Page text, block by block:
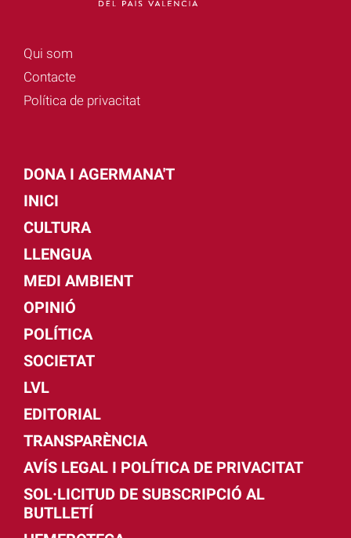
Qui som
Contacte
Política de privacitat
DONA I AGERMANA'T
INICI
CULTURA
LLENGUA
MEDI AMBIENT
OPINIÓ
POLÍTICA
SOCIETAT
LVL
EDITORIAL
TRANSPARÈNCIA
AVÍS LEGAL I POLÍTICA DE PRIVACITAT
SOL·LICITUD DE SUBSCRIPCIÓ AL
BUTLLETÍ